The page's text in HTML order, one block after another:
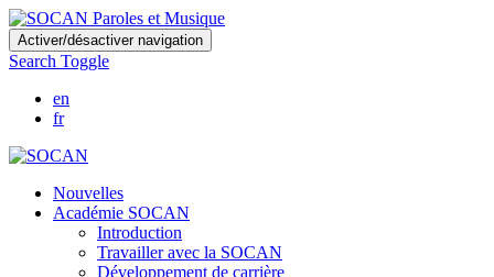
Skip
to
main
content
Activer/désactiver navigation
Search Toggle
en
fr
Nouvelles
Académie SOCAN
Introduction
Travailler avec la SOCAN
Développement de carrière